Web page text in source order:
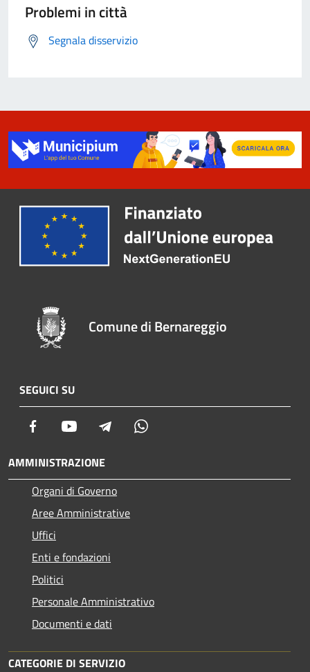
Problemi in città
Segnala disservizio
Comune di Bernareggio
SEGUICI SU
Facebook Youtube Telegram
AMMINISTRAZIONE
Organi di Governo
Aree Amministrative
Uffici
Enti e fondazioni
Politici
Personale Amministrativo
Documenti e dati
CATEGORIE DI SERVIZIO